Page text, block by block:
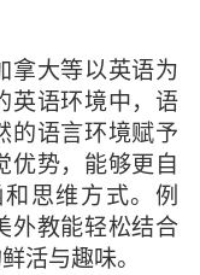
拿大等以英语为
英语环境中，语
的语言环境赋予
优势，能够更自
思维方式。例
外教能轻松结合
活与趣味。